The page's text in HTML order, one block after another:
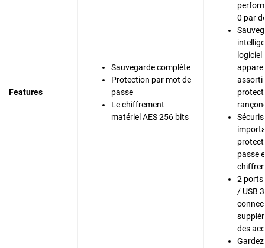
Features
Sauvegarde complète
Protection par mot de
passe
Le chiffrement
matériel AES 256 bits
0 par
logiciel
assorti
passe
2 ports
/ USB
des
Gardez